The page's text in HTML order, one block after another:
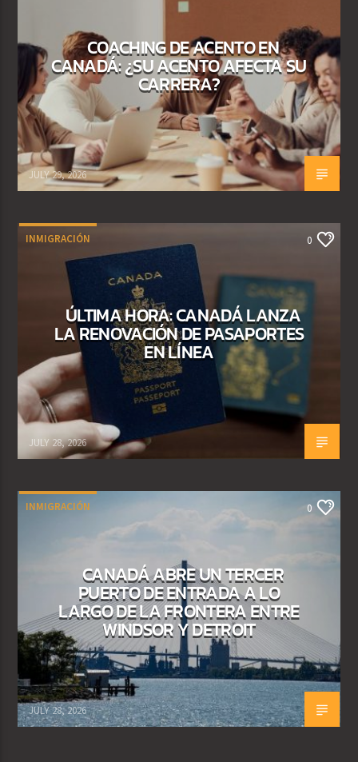
COACHING DE ACENTO EN
CANADÁ: ¿SU ACENTO AFECTA SU
CARRERA?
JULY 29, 2026
INMIGRACIÓN 0
ÚLTIMA HORA: CANADÁ LANZA
LA RENOVACIÓN DE PASAPORTES
EN LÍNEA
JULY 28, 2026
INMIGRACIÓN 0
CANADÁ ABRE UN TERCER
PUERTO DE ENTRADA A LO
LARGO DE LA FRONTERA ENTRE
WINDSOR Y DETROIT
JULY 28, 2026